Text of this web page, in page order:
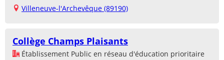
Villeneuve-l'Archevêque (89190)
Collège Champs Plaisants
Établissement Public en réseau d'éducation prioritaire